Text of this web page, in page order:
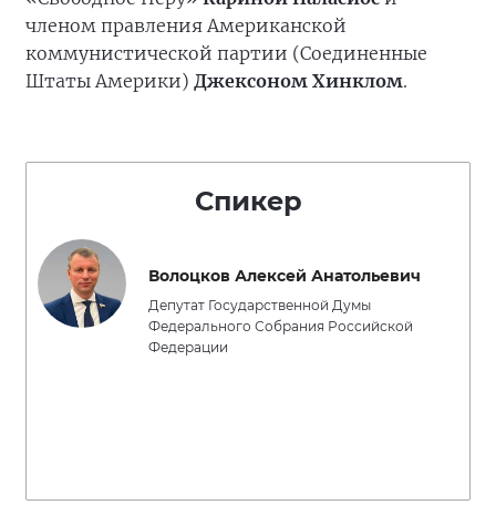
членом правления Американской
коммунистической партии (Соединенные
Штаты Америки) Джексоном Хинклом.
Спикер
Волоцков Алексей Анатольевич
Депутат Государственной Думы
Федерального Собрания Российской
Федерации